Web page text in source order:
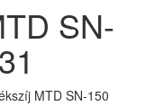
SN-
MTD SN-150